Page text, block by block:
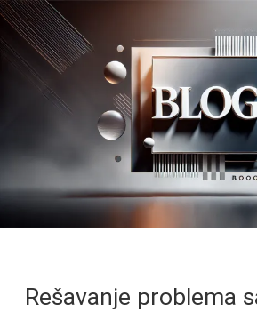
Rešavanje problema